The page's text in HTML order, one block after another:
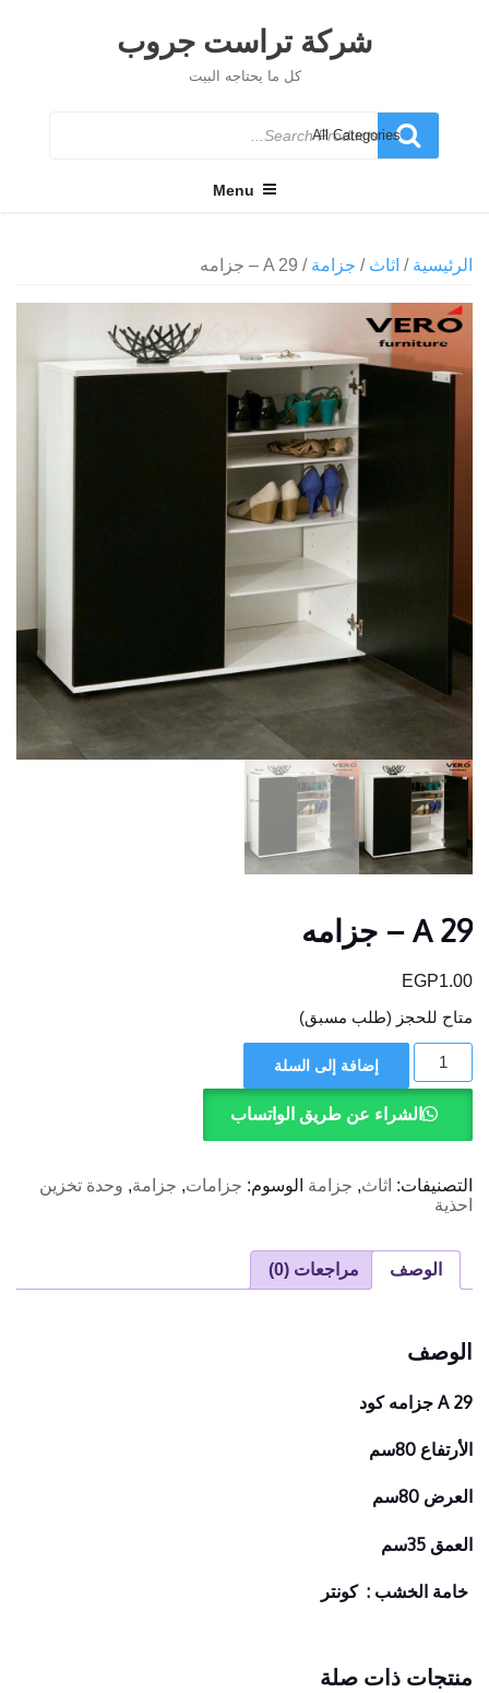
شركة تراست جروب
كل ما يحتاجه البيت
Search
for
Menu
الرئيسية / اثاث / جزامة / A 29 – جزامه
A 29 – جزامه
EGP1.00
متاح للحجز (طلب مسبق)
كمية
29
إضافة إلى السلة
الشراء عن طريق الواتساب
التصنيفات: اثاث, جزامة الوسوم: جزامات, جزامة, وحدة تخزين
احذية
الوصف مراجعات (0)
الوصف
A 29 جزامه كود
الأرتفاع 80سم
العرض 80سم
العمق 35سم
خامة الخشب : كونتر
منتجات ذات صلة